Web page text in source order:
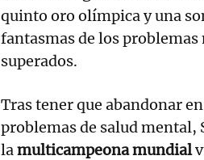
quinto oro olímpica y una
fantasmas de los problemas
superados.
Tras tener que abandonar
problemas de salud mental,
lamulticampeona mundial